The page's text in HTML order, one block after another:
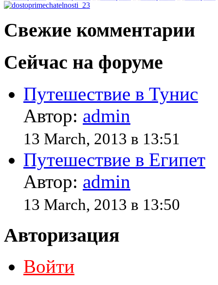
Свежие комментарии
Сейчас на форуме
Путешествие в Тунис
Автор: admin
13 March, 2013 в 13:51
Путешествие в Египет
Автор: admin
13 March, 2013 в 13:50
Авторизация
Войти